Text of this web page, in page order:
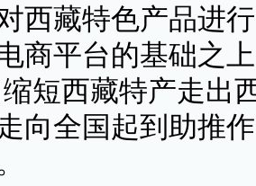
西藏特色产品进
商平台的基础之
短西藏特产走出
向全国起到助推